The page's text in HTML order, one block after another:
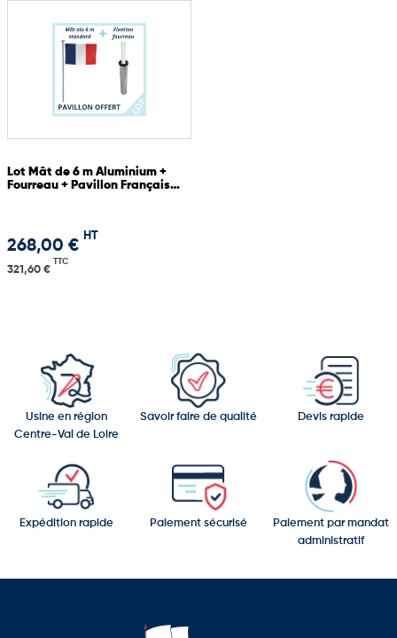
Lot Mât de 6 m Aluminium +
Fourreau + Pavillon Français
268,00 €
HT
321,60 €
TTC
Usine en région
Centre-Val de Loire
Savoir faire de qualité Devis rapide
Expédition rapide Paiement sécurisé
Paiement par mandat
administratif